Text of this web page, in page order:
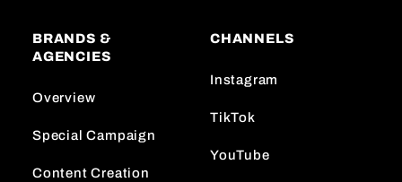
BRANDS &
AGENCIES
Overview
Special Campaign
Content Creation
CHANNELS
Instagram
TikTok
YouTube